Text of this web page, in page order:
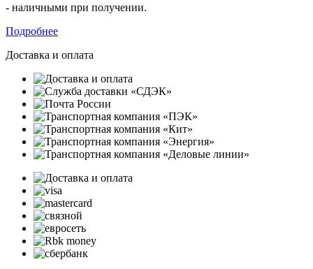
- наличными при получении.
Подробнее
Доставка и оплата